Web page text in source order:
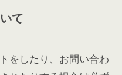
て
をしたり、お問い合わ